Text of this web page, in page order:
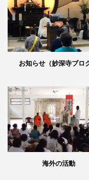
お知らせ（妙深寺ブロ
海外の活動